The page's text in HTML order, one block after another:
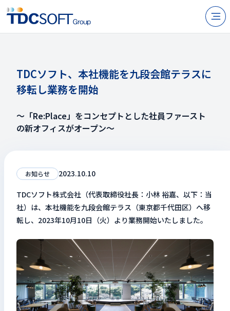
採用
ニュース
お問い合わせ
JP EN
検索キーワードを入力
閉じる
TDCソフト、本社機能を九段会館テラスに
移転し業務を開始
～「Re:Place」をコンセプトとした社員ファースト
の新オフィスがオープン～
お知らせ 2023.10.10
TDCソフト株式会社（代表取締役社長：小林 裕嘉、以下：当
社）は、本社機能を九段会館テラス（東京都千代田区）へ移
転し、2023年10月10日（火）より業務開始いたしました。